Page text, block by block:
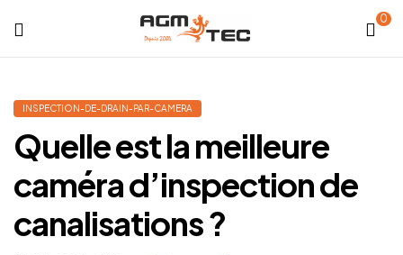
Tubicam®
XL
–
Caméra
d'inspection
0
INSPECTION-DE-DRAIN-PAR-CAMERA
Quelle est la meilleure
caméra d’inspection de
canalisations ?